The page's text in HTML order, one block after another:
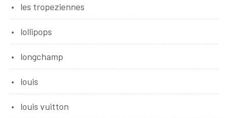
les tropeziennes
lollipops
longchamp
louis
louis vuitton